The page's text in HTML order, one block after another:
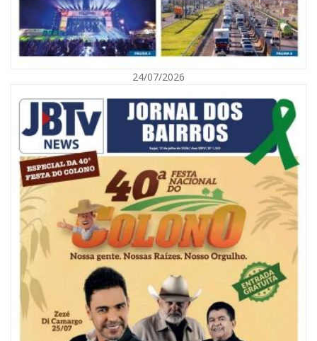
Mostra Literária ocorrerá no Teatro Bruno Nitz dia 15 de agosto
GERAL
24/07/2026